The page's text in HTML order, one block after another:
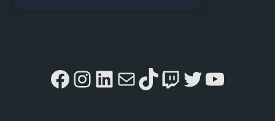
Facebook
Instagram
LinkedIn
MailTikTok
Twitch
Twitter